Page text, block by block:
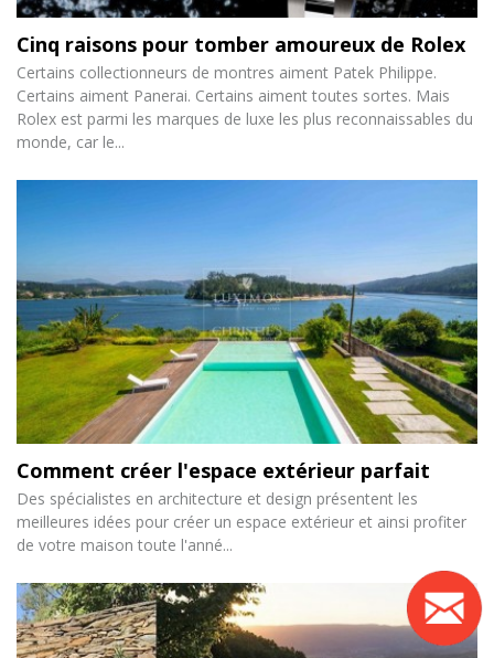
Cinq raisons pour tomber amoureux de Rolex
Certains collectionneurs de montres aiment Patek Philippe.
Certains aiment Panerai. Certains aiment toutes sortes. Mais
Rolex est parmi les marques de luxe les plus reconnaissables du
monde, car le...
Comment créer l'espace extérieur parfait
Des spécialistes en architecture et design présentent les
meilleures idées pour créer un espace extérieur et ainsi profiter
de votre maison toute l'anné...